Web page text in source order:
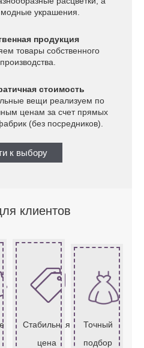
украшения.
продукция
товары собственного
производства.
стоимость
вещи реализуем по
ценам за счет прямых
(без посредников).
к выбору
клиентов
Стабильная
цена
Точный
подбор